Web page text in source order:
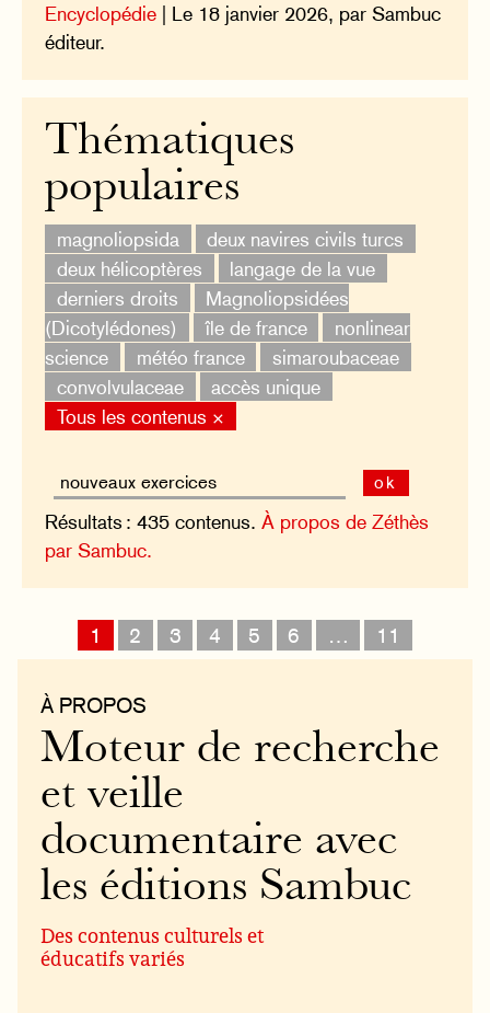
Encyclopédie | Le 18 janvier 2026, par Sambuc
éditeur.
Thématiques
populaires
magnoliopsida
deux navires civils turcs
deux hélicoptères
langage de la vue
derniers droits
Magnoliopsidées
(Dicotylédones)
île de france
nonlinear
science
météo france
simaroubaceae
convolvulaceae
accès unique
Tous les contenus ×
ok
Résultats : 435 contenus.À propos de Zéthès
par Sambuc.
1 2 3 4 5 6 … 11
À PROPOS
Moteur de recherche
et veille
documentaire avec
les éditions Sambuc
Des contenus culturels et
éducatifs variés